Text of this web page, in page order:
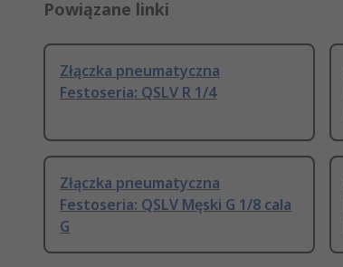
Powiązane linki
Złączka pneumatyczna
Festoseria: QSLV R 1/4
Złączka pneumatyczna
Festoseria: QSLV Męski G 1/8 cala
G